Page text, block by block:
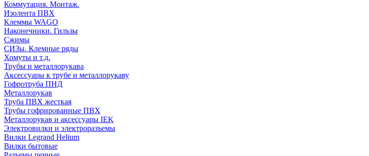
Коммутация. Монтаж.
Изолента ПВХ
Клеммы WAGO
Наконечники. Гильзы
Сжимы
СИЗы. Клемные ряды
Хомуты и т.д.
Трубы и металлорукава
Аксессуары к трубе и металлорукаву
Гофротруба ПНД
Металлорукав
Труба ПВХ жесткая
Трубы гофрированные ПВХ
Металлорукав и аксессуары IEK
Электровилки и электроразъемы
Вилки Legrand Helium
Вилки бытовые